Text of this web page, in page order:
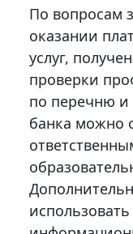
По вопросам
оказании
услуг,
проверки
по перечню и
банка можно